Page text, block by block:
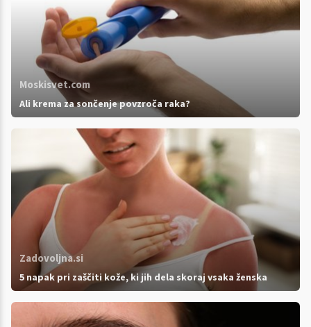
Moskisvet.com
Ali krema za sončenje povzroča raka?
Zadovoljna.si
5 napak pri zaščiti kože, ki jih dela skoraj vsaka ženska